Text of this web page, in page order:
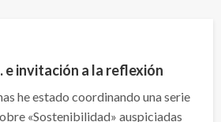
invitación a la reflexión
he estado coordinando una serie
«Sostenibilidad» auspiciadas